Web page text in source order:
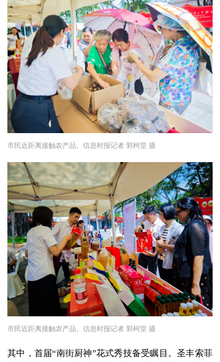
市民近距离接触农产品。信息时报记者 郭柯堂 摄
市民近距离接触农产品。信息时报记者 郭柯堂 摄
其中，首届“南街厨神”花式秀技备受瞩目。圣丰索菲